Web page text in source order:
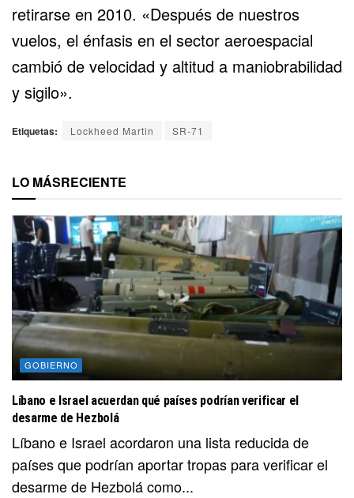
retirarse en 2010. «Después de nuestros
vuelos, el énfasis en el sector aeroespacial
cambió de velocidad y altitud a maniobrabilidad
y sigilo».
Etiquetas: Lockheed Martin SR-71
LO MÁSRECIENTE
GOBIERNO
Líbano e Israel acuerdan qué países podrían verificar el
desarme de Hezbolá
Líbano e Israel acordaron una lista reducida de
países que podrían aportar tropas para verificar el
desarme de Hezbolá como...